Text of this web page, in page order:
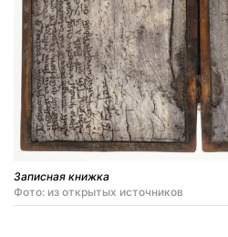
Записная книжка
Фото: из открытых источников